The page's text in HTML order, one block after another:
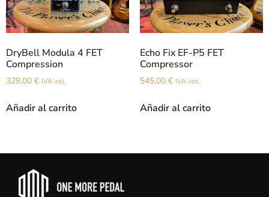
DryBell Modula 4 FET
Compression
329,00 € IVA incl.
Añadir al carrito
Echo Fix EF-P5 FET
Compressor
545,00 € IVA incl.
Añadir al carrito